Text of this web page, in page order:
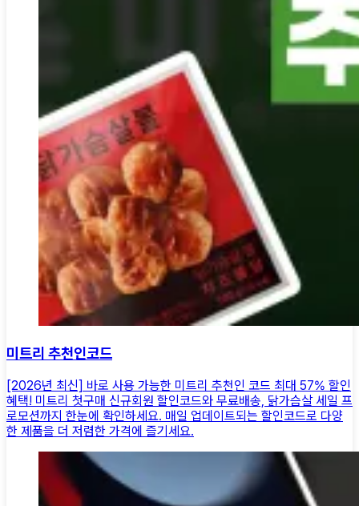
미트리 추천인코드
[2026년 최신] 바로 사용 가능한 미트리 추천인 코드 최대 57% 할인
혜택! 미트리 첫구매 신규회원 할인코드와 무료배송, 닭가슴살 세일 프
로모션까지 한눈에 확인하세요. 매일 업데이트되는 할인코드로 다양
한 제품을 더 저렴한 가격에 즐기세요.